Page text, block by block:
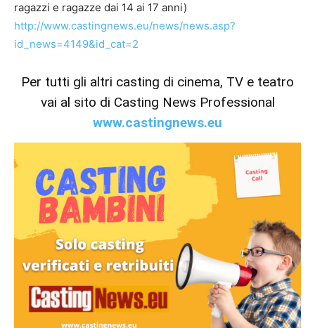
ragazzi e ragazze dai 14 ai 17 anni)
http://www.castingnews.eu/news/news.asp?
id_news=4149&id_cat=2
Per tutti gli altri casting di cinema, TV e teatro
vai al sito di Casting News Professional
www.castingnews.eu